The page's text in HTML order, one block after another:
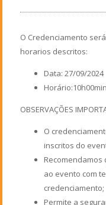
O Credenciamento
horarios descritos:
Data: 27/09/2024
OBSERVAÇÕES
O
inscritos do
ao evento com
credenciamento;
Permite a